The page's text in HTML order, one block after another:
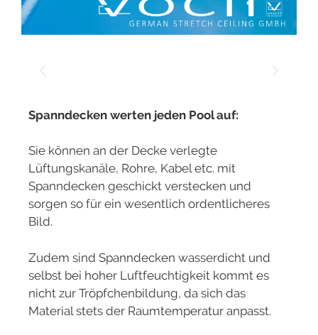
Spanndecken werten jeden Pool auf:
Sie können an der Decke verlegte
Lüftungskanäle, Rohre, Kabel etc. mit
Spanndecken geschickt verstecken und
sorgen so für ein wesentlich ordentlicheres
Bild.
Zudem sind Spanndecken wasserdicht und
selbst bei hoher Luftfeuchtigkeit kommt es
nicht zur Tröpfchenbildung, da sich das
Material stets der Raumtemperatur anpasst.